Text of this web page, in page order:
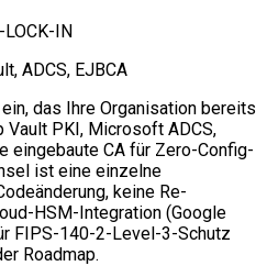
LOCK-IN
ADCS, EJBCA
das Ihre Organisation bereits
Vault PKI, Microsoft ADCS,
eingebaute CA für Zero-Config-
ist eine einzelne
keine Re-
HSM-Integration (Google
FIPS-140-2-Level-3-Schutz
Roadmap.